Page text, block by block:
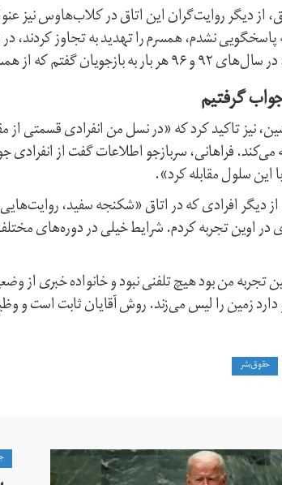
از دیگر روایت‌گران این اتاق در کلاب‌هاوس نیز
حاضر به پاسخگویی نشدم، همسرم را تهدید به تجاوز
از همسرم جدا شده‌ام».
گرفتیم
نیز تاکید کرد که «در نسل من انفرادی قسمتی از
فراهانی، سربازجو اطلاعات گفت از انفرادی
این سلول مقابله کرد».
افرادی که در اتاق «شکنجه سفید،
در اوین تجربه کردم. شرایط خیلی در دوره‌های
سیاسی پیشین افزود: «سال ۸۳ اولین تجربه من بود هیچ تلفنی نبود و
زمین را لیس می‌زند. روش آقایان ثابت است و
حقوق‌بشر